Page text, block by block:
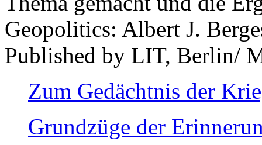
Geopolitics: Albert J.
Published by LIT, Berlin/
Zum Gedächtnis der
Grundzüge der